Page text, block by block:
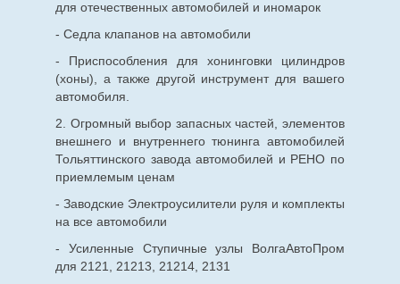
для отечественныхавтомобилей и иномарок
- Седла клапанов на автомобили
- Приспособления для хонинговки цилиндров
(хоны), а также другой инструмент для вашего
автомобиля.
2. Огромный выбор запасных частей, элементов
внешнего и внутреннего тюнинга автомобилей
Тольяттинского завода автомобилей и РЕНО по
приемлемым ценам
- Заводские Электроусилители руля и комплекты
на все автомобили
- Усиленные Ступичные узлы ВолгаАвтоПром
для 2121, 21213, 21214, 2131